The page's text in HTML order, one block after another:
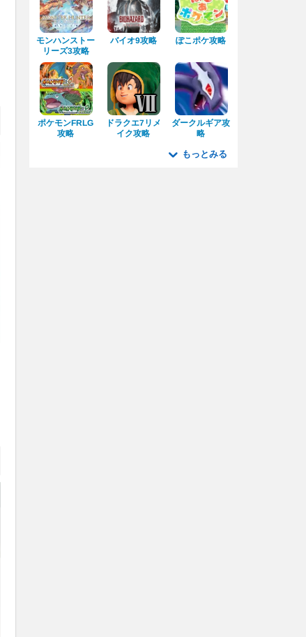
モンハンストー
リーズ3攻略
バイオ9攻略 ぽこポケ攻略
ポケモンFRLG
攻略
ドラクエ7リメ
イク攻略
ダークルギア攻
略
もっとみる